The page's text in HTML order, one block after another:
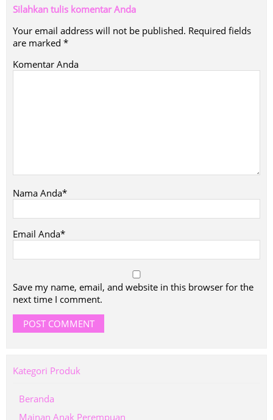
Silahkan tulis komentar Anda
Your email address will not be published. Required fields
are marked *
Komentar Anda
Nama Anda*
Email Anda*
Save my name, email, and website in this browser for the
next time I comment.
Kategori Produk
Beranda
Mainan Anak Perempuan